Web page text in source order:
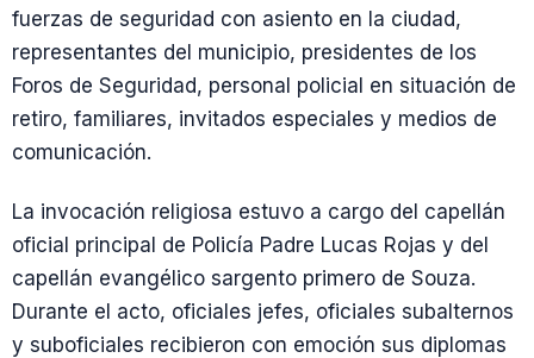
fuerzas de seguridad con asiento en la ciudad,
representantes del municipio, presidentes de los
Foros de Seguridad, personal policial en situación de
retiro, familiares, invitados especiales y medios de
comunicación.
La invocación religiosa estuvo a cargo del capellán
oficial principal de Policía Padre Lucas Rojas y del
capellán evangélico sargento primero de Souza.
Durante el acto, oficiales jefes, oficiales subalternos
y suboficiales recibieron con emoción sus diplomas